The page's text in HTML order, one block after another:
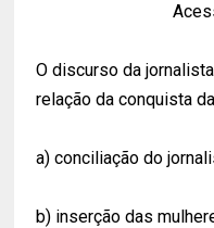
O discurso da
relação da conquista
a) conciliação do
b) inserção das